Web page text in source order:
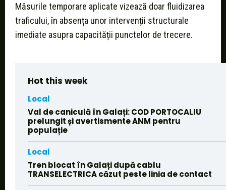
Măsurile temporare aplicate vizează doar fluidizarea
traficului, în absența unor intervenții structurale
imediate asupra capacității punctelor de trecere.
Hot this week
Local
Val de caniculă în Galați: COD PORTOCALIU
prelungit și avertismente ANM pentru
populație
Local
Tren blocat în Galați după cablu
TRANSELECTRICA căzut peste linia de contact